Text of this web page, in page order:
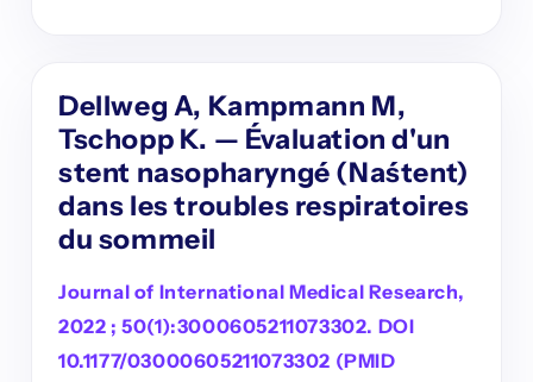
Dellweg A, Kampmann M,
Tschopp K. — Évaluation d'un
stent nasopharyngé (Naśtent)
dans les troubles respiratoires
du sommeil
Journal of International Medical Research,
2022 ; 50(1):3000605211073302. DOI
10.1177/03000605211073302 (PMID